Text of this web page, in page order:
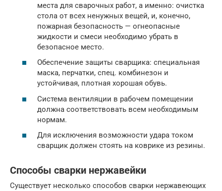
места для сварочных работ, а именно: очистка
стола от всех ненужных вещей, и, конечно,
пожарная безопасность — огнеопасные
жидкости и смеси необходимо убрать в
безопасное место.
Обеспечение защиты сварщика: специальная
маска, перчатки, спец. комбинезон и
устойчивая, плотная хорошая обувь.
Система вентиляции в рабочем помещении
должна соответствовать всем необходимым
нормам.
Для исключения возможности удара током
сварщик должен стоять на коврике из резины.
Способы сварки нержавейки
Существует несколько способов сварки нержавеющих